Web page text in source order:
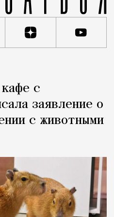
с
заявление о
с животными